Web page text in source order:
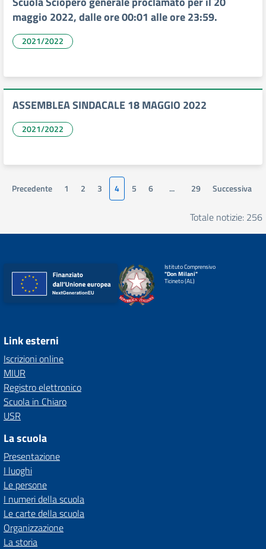
maggio 2022, dalle ore 00:01 alle ore 23:59.
2021/2022
ASSEMBLEA SINDACALE 18 MAGGIO 2022
2021/2022
Precedente 1 2 3 4 5 6 ... 29 Successiva
Totale notizie: 256
Istituto Comprensivo
"Don Milani"
Ticineto (AL)
Link esterni
Iscrizioni online
MIUR
Registro elettronico
Scuola in Chiaro
USR
La scuola
Presentazione
I luoghi
Le persone
I numeri della scuola
Le carte della scuola
Organizzazione
La storia